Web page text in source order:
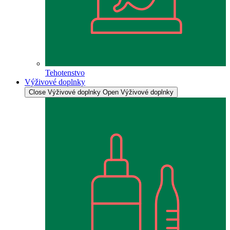
Tehotenstvo
Výživové doplnky
Close Výživové doplnky Open Výživové doplnky